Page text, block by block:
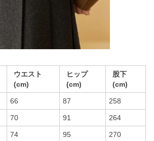
ウエスト
(cm)
ヒップ
(cm)
股下
(cm)
66 87 258
70 91 264
74 95 270